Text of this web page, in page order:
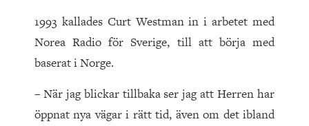
1993 kallades Curt Westman in i arbetet med
Norea Radio för Sverige, till att börja med
baserat i Norge.
– När jag blickar tillbaka ser jag att Herren har
öppnat nya vägar i rätt tid, även om det ibland